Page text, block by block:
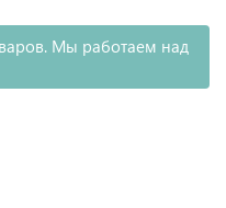
Мы работаем над